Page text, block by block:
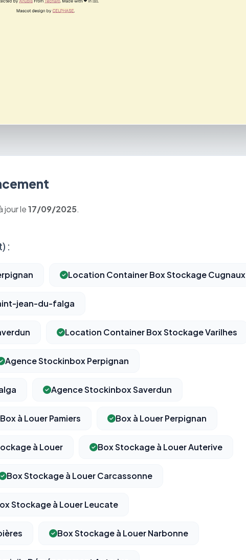
jour le17/09/2025.
:
Location Container Box Stockage Cugnaux
jean-du-falga
Location Container Box Stockage Varilhes
Agence Stockinbox Perpignan
Agence Stockinbox Saverdun
Box à Louer Pamiers Box à Louer Perpignan
à Louer Box Stockage à Louer Auterive
Box Stockage à Louer Carcassonne
Stockage à Louer Leucate
Box Stockage à Louer Narbonne
TOUJOURS ACTIF
choix de consentement. Ils ne peuvent
comment vous utilisez le site
de visite) pour l'améliorer. Données